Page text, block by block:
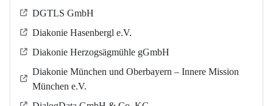
DGTLS GmbH
Diakonie Hasenbergl e.V.
Diakonie Herzogsägmühle gGmbH
Diakonie München und Oberbayern – Innere Mission
München e.V.